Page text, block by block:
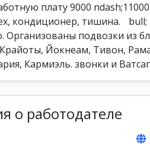
плату 9000
кондиционер, тишина.
Организованы подвозки из
Йокнеам, Тивон,
Кармиэль. звонки и
о работодателе